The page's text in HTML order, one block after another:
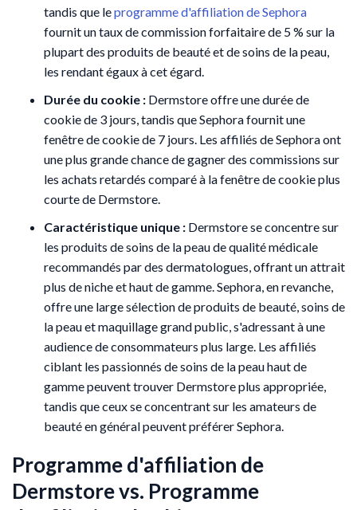
tandis que leprogramme d'affiliation de Sephora
fournit un taux de commission forfaitaire de 5 % sur la
plupart des produits de beauté et de soins de la peau,
les rendant égaux à cet égard.
Durée du cookie : Dermstore offre une durée de
cookie de 3 jours, tandis que Sephora fournit une
fenêtre de cookie de 7 jours. Les affiliés de Sephora ont
une plus grande chance de gagner des commissions sur
les achats retardés comparé à la fenêtre de cookie plus
courte de Dermstore.
Caractéristique unique : Dermstore se concentre sur
les produits de soins de la peau de qualité médicale
recommandés par des dermatologues, offrant un attrait
plus de niche et haut de gamme. Sephora, en revanche,
offre une large sélection de produits de beauté, soins de
la peau et maquillage grand public, s'adressant à une
audience de consommateurs plus large. Les affiliés
ciblant les passionnés de soins de la peau haut de
gamme peuvent trouver Dermstore plus appropriée,
tandis que ceux se concentrant sur les amateurs de
beauté en général peuvent préférer Sephora.
Programme d'affiliation de
Dermstore vs. Programme